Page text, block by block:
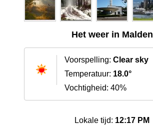
Het weer in Malden
Voorspelling: Clear sky
Temperatuur: 18.0°
Vochtigheid: 40%
Lokale tijd: 12:17 PM